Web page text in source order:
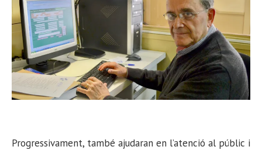
Progressivament, també ajudaran en l’atenció al públic i